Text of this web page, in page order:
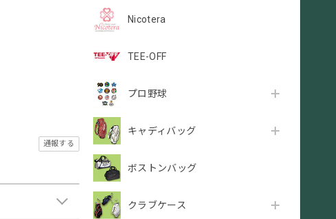
Nicotera
TEE-OFF
プロ野球
キャディバッグ
ボストンバッグ
クラブケース
通報する